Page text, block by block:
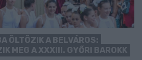
ÖLTÖZIK A BELVÁROS:
MEG A XXXIII. GYŐRI BAROKK